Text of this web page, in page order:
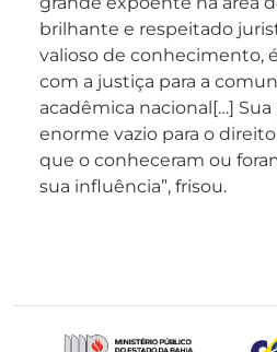
brilhante e respeitado
valioso de conhecimento,
com a justiça para a
acadêmica nacional[…]
enorme vazio para o
que o conheceram ou
sua influência”, frisou.